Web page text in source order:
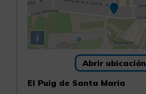
i
Abrir ubicación
El Puig de Santa Maria